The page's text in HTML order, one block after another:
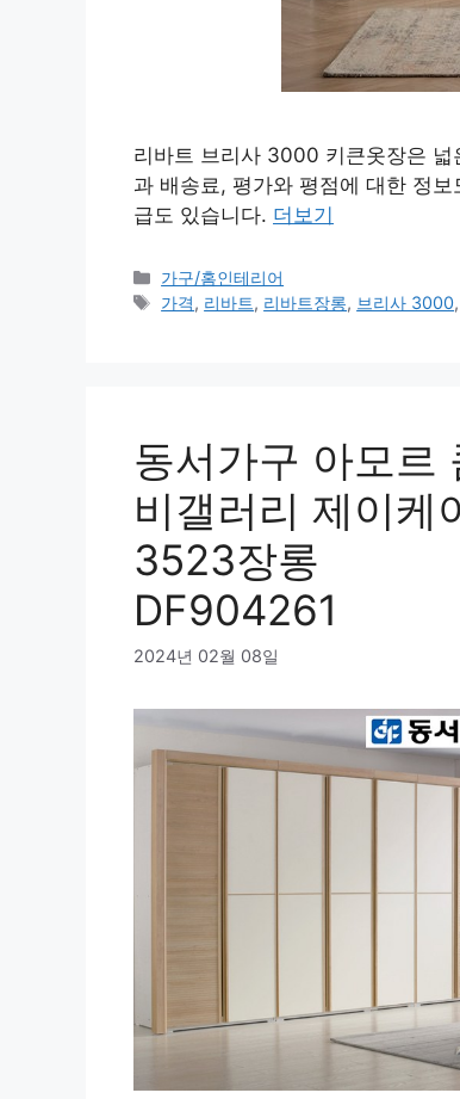
리바트 브리사 3000 키큰옷장은 넓
과 배송료, 평가와 평점에 대한 정
급도 있습니다. 더보기
카
테
가구/홈인테리어
태
가격, 리바트, 리바트장롱, 브리사 3000,
동서가구 아모르
비갤러리 제이케
3523장롱
DF904261
2024년 02월 08일